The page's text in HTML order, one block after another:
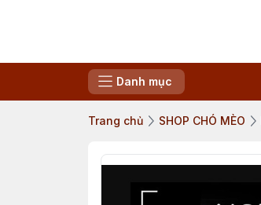
Danh mục
Trang chủ SHOP CHÓ MÈO